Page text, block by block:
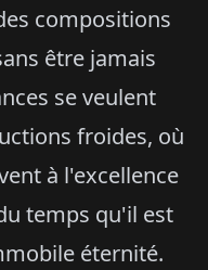
compositions
être jamais
se veulent
froides, où
à l'excellence
temps qu'il est
éternité.